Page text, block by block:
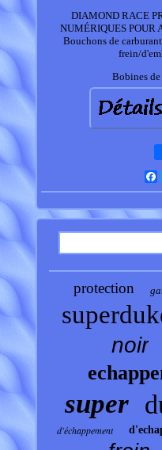
DIAMOND RACE
NUMÉRIQUES POUR
Bouchons de
frein/
Bobines
protection
noir
super
d'échappement